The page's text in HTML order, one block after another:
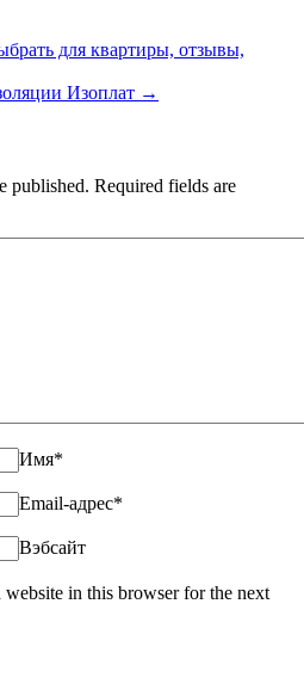
для квартиры, отзывы,
Изоплат →
published. Required fields are
Имя*
Email-адрес*
Вэбсайт
website in this browser for the next